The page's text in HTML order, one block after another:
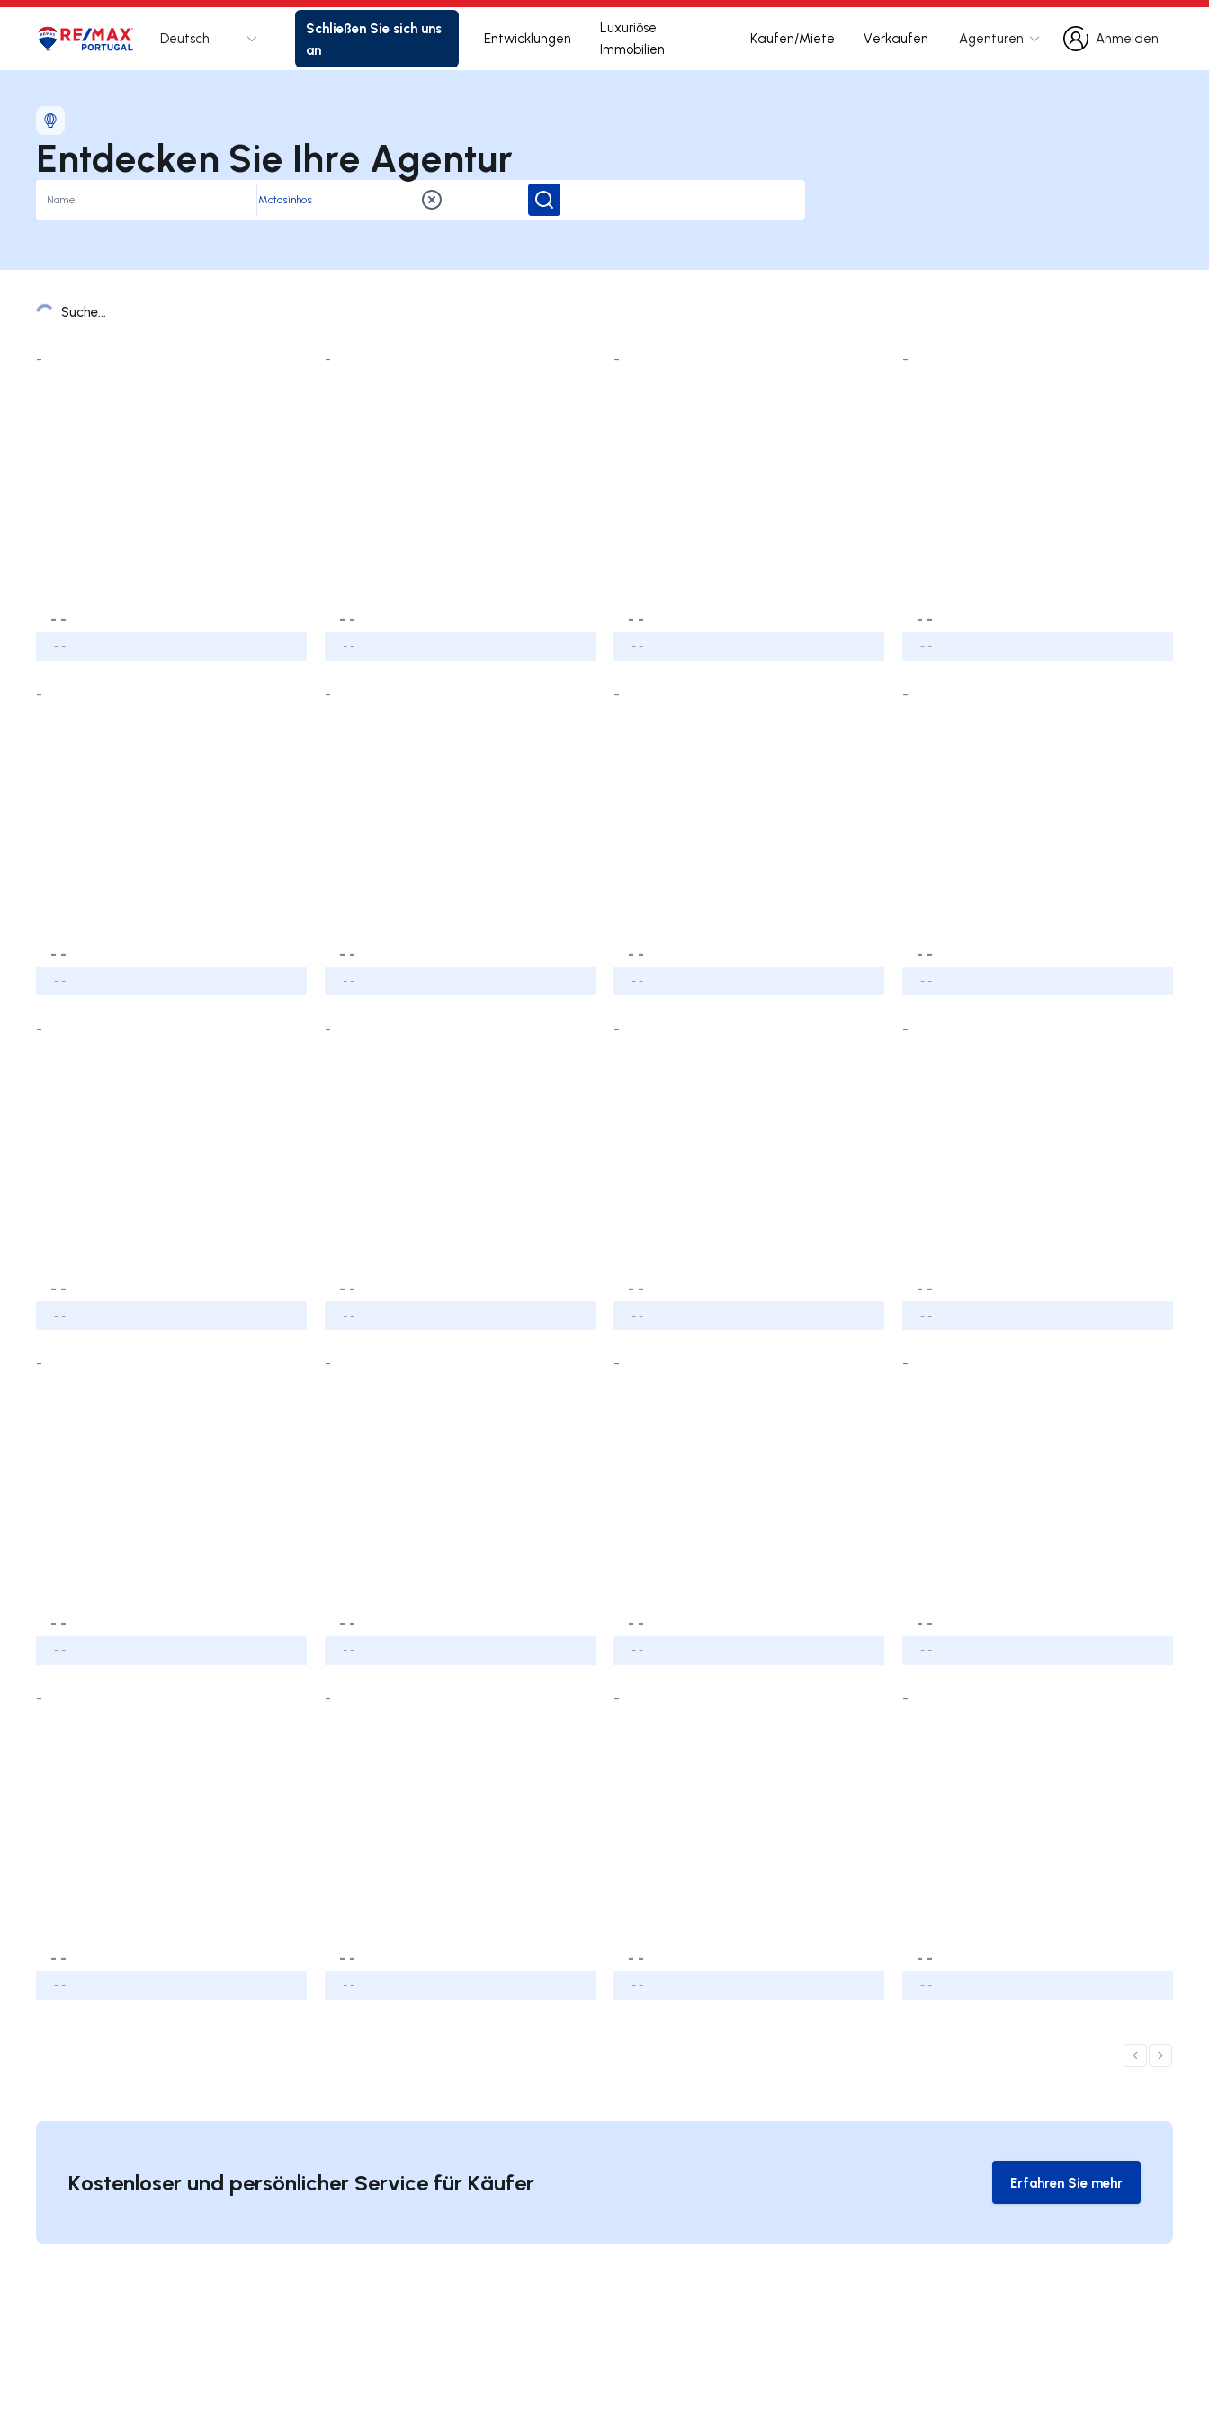
Logo Zur Startseite
Deutsch
Schließen Sie sich uns
an
Entwicklungen
Luxuriöse
Immobilien
Kaufen/Miete Verkaufen Agenturen
Anmelden
Anmelden
Entdecken Sie Ihre Agentur
Suchen
Suche...
Liste der Ämter
-
- -
- -
-
- -
- -
-
- -
- -
-
- -
- -
-
- -
- -
-
- -
- -
-
- -
- -
-
- -
- -
-
- -
- -
-
- -
- -
-
- -
- -
-
- -
- -
-
- -
- -
-
- -
- -
-
- -
- -
-
- -
- -
-
- -
- -
-
- -
- -
-
- -
- -
-
- -
- -
Kostenloser und persönlicher Service für Käufer Erfahren Sie mehr
Erfahren Sie mehr